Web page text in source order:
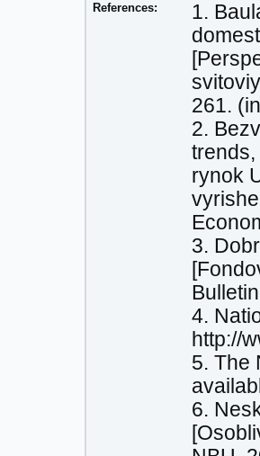
References:
1.
261.
2.
rynok
3.
4.
http://
5. The
6.